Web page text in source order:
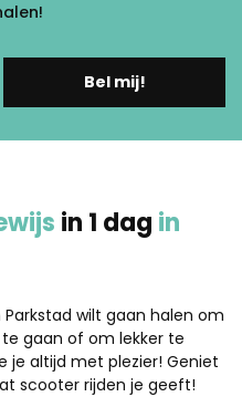
Bel mij!
in 1 dag in
wilt gaan halen om
gaan of om lekker te
je altijd met plezier! Geniet
scooter rijden je geeft!